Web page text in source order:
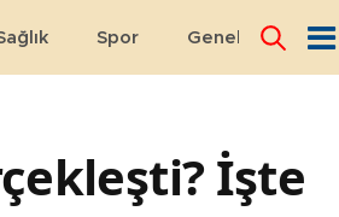
Spor Genel Dünya
İşte